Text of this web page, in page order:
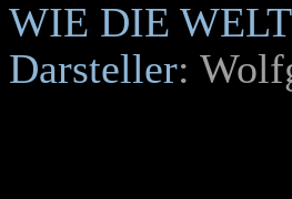
WIE DIE
Darsteller: